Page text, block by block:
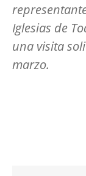
Iglesias de
una visita
marzo.